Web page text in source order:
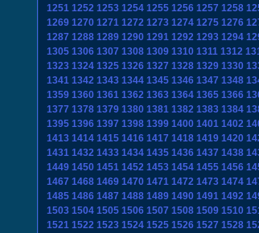
1251 1252 1253 1254 1255 1256 1257 1258
1269 1270 1271 1272 1273 1274 1275 1276
1287 1288 1289 1290 1291 1292 1293 1294
1305 1306 1307 1308 1309 1310 1311 1312
1323 1324 1325 1326 1327 1328 1329 1330
1341 1342 1343 1344 1345 1346 1347 1348
1359 1360 1361 1362 1363 1364 1365 1366
1377 1378 1379 1380 1381 1382 1383 1384
1395 1396 1397 1398 1399 1400 1401 1402
1413 1414 1415 1416 1417 1418 1419 1420
1431 1432 1433 1434 1435 1436 1437 1438
1449 1450 1451 1452 1453 1454 1455 1456
1467 1468 1469 1470 1471 1472 1473 1474
1485 1486 1487 1488 1489 1490 1491 1492
1503 1504 1505 1506 1507 1508 1509 1510
1521 1522 1523 1524 1525 1526 1527 1528